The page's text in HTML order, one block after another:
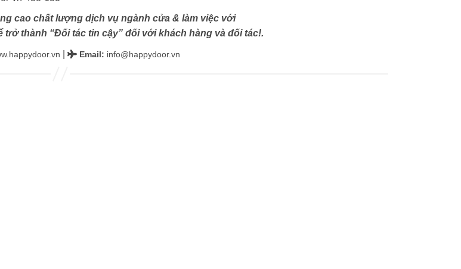
cao chất lượng dịch vụ ngành cửa & làm việc với
trở thành “Đối tác tin cậy” đối với khách hàng và đối tác!.
Email: info@happydoor.vn